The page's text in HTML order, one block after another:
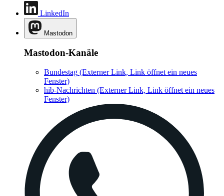
LinkedIn
Mastodon
Mastodon-Kanäle
Bundestag (Externer Link, Link öffnet ein neues
Fenster)
hib-Nachrichten (Externer Link, Link öffnet ein neues
Fenster)